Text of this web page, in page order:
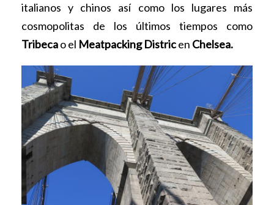
italianos y chinos así como los lugares más
cosmopolitas de los últimos tiempos como
Tribecao el Meatpacking Districen Chelsea.